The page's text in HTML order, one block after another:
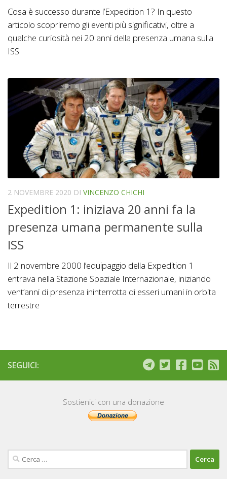
Cosa è successo durante l’Expedition 1? In questo
articolo scopriremo gli eventi più significativi, oltre a
qualche curiosità nei 20 anni della presenza umana sulla
ISS
2 NOVEMBRE 2020 DI VINCENZO CHICHI
Expedition 1: iniziava 20 anni fa la
presenza umana permanente sulla
ISS
Il 2 novembre 2000 l’equipaggio della Expedition 1
entrava nella Stazione Spaziale Internazionale, iniziando
vent’anni di presenza ininterrotta di esseri umani in orbita
terrestre
SEGUICI:
Sostienici con una donazione
Ricerca
per: